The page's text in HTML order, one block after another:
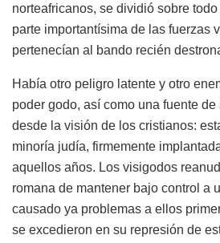
norteafricanos, se dividió sobre
parte importantísima de las fuerzas
pertenecían al bando recién
Había otro peligro latente y otro
poder godo, así como una fuente
desde la visión de los cristianos:
minoría judía, firmemente
aquellos años. Los visigodos
romana de mantener bajo control a
causado ya problemas a ellos
se excedieron en su represión de